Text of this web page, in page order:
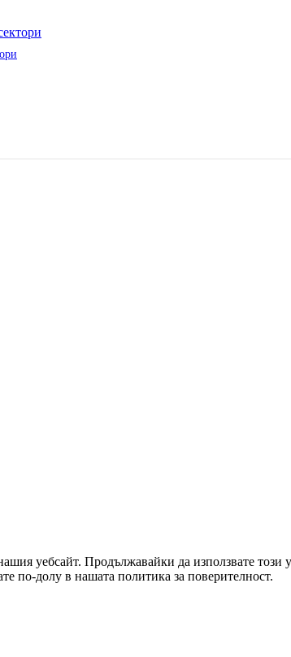
уебсайт. Продължавайки да използвате този
по-долу в нашата политика за поверителност.